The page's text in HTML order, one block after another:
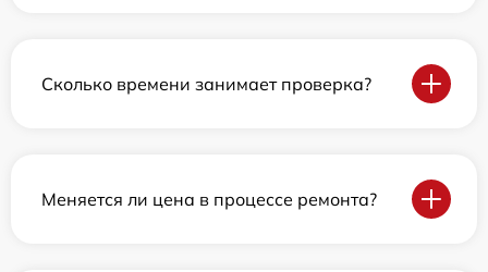
Сколько времени занимает проверка?
Меняется ли цена в процессе ремонта?